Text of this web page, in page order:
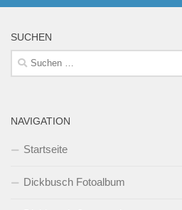
SUCHEN
Suchen
nach:
NAVIGATION
Startseite
Dickbusch Fotoalbum